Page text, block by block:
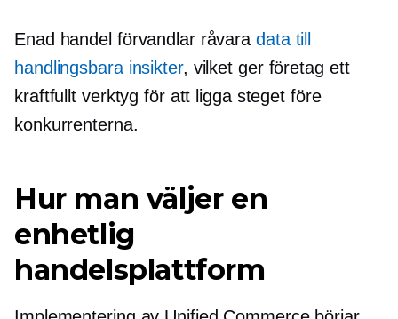
Enad handel förvandlar råvara data till
handlingsbara insikter, vilket ger företag ett
kraftfullt verktyg för att ligga steget före
konkurrenterna.
Hur man väljer en
enhetlig
handelsplattform